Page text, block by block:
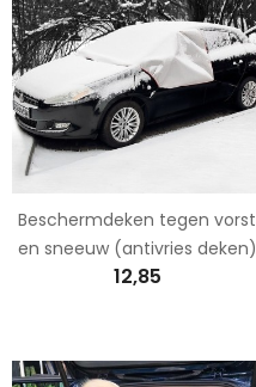
Beschermdeken tegen vorst
en sneeuw (antivries deken)
12,85